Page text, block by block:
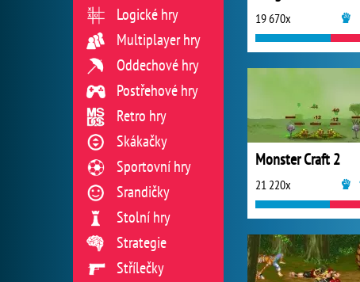
19 670x
Monster Craft 2
21 220x
Logické hry
Multiplayer hry
Oddechové hry
Postřehové hry
Retro hry
Skákačky
Sportovní hry
Srandičky
Stolní hry
Strategie
Střílečky